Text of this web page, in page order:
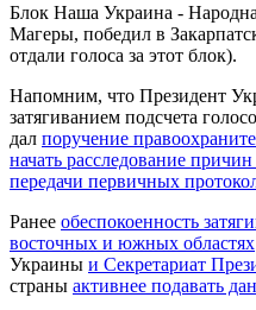
Блок Наша Украина -
Магеры, победил в
отдали голоса за этот блок).
Напомним, что Президент
затягиванием подсчета
дал поручение
начать расследование
передачи первичных
Ранее обеспокоенность
восточных и южных областях
Украины и Сeкретариат
страны активнее подавать